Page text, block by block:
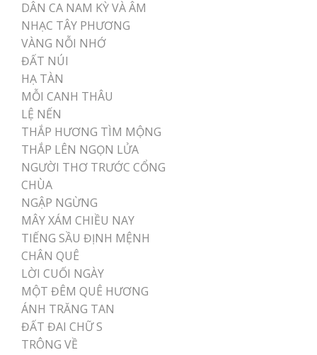
DÂN CA NAM KỲ VÀ ÂM
NHẠC TÂY PHƯƠNG
VÀNG NỖI NHỚ
ĐẤT NÚI
HẠ TÀN
MỖI CANH THÂU
LỆ NẾN
THẮP HƯƠNG TÌM MỘNG
THẮP LÊN NGỌN LỬA
NGƯỜI THƠ TRƯỚC CỔNG
CHÙA
NGẬP NGỪNG
MÂY XÁM CHIỀU NAY
TIẾNG SẦU ĐỊNH MỆNH
CHÂN QUÊ
LỜI CUỐI NGÀY
MỘT ĐÊM QUÊ HƯƠNG
ÁNH TRĂNG TAN
ĐẤT ĐAI CHỮ S
TRÔNG VỀ